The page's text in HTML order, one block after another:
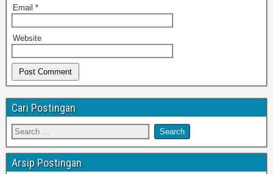
Email *
Website
Cari Postingan
Arsip Postingan